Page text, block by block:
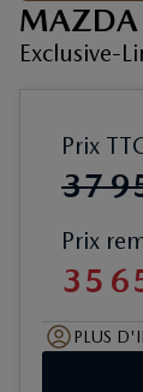
Exclusive-
Prix
37
Prix
35
PLUS